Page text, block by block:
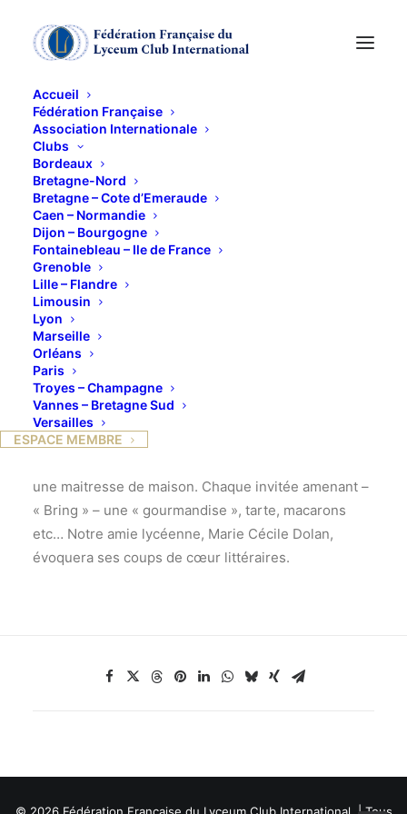
Accueil
Fédération Française
Association Internationale
Clubs
Bordeaux
Bretagne-Nord
Bretagne – Cote d’Emeraude
Caen – Normandie
Dijon – Bourgogne
Fontainebleau – Ile de France
Grenoble
Lille – Flandre
Limousin
Lyon
Marseille
Orléans
Paris
Troyes – Champagne
Vannes – Bretagne Sud
Versailles
ESPACE MEMBRE
Rive droite / Rive
gauche « Bring »
autour d’un café
gourmand
Les Lycéennes se retrouvent dans un appartement
une maitresse de maison. Chaque invitée amenant –
« Bring » – une « gourmandise », tarte, macarons
etc… Notre amie lycéenne, Marie Cécile Dolan,
évoquera ses coups de cœur littéraires.